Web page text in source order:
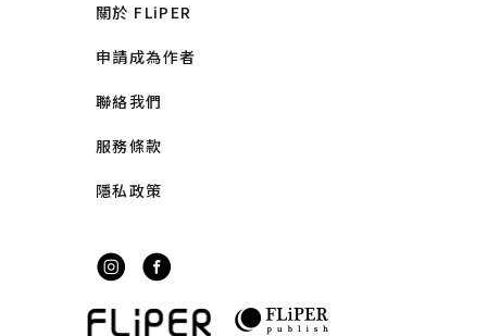
關於 FLiPER
申請成為作者
聯絡我們
服務條款
隱私政策